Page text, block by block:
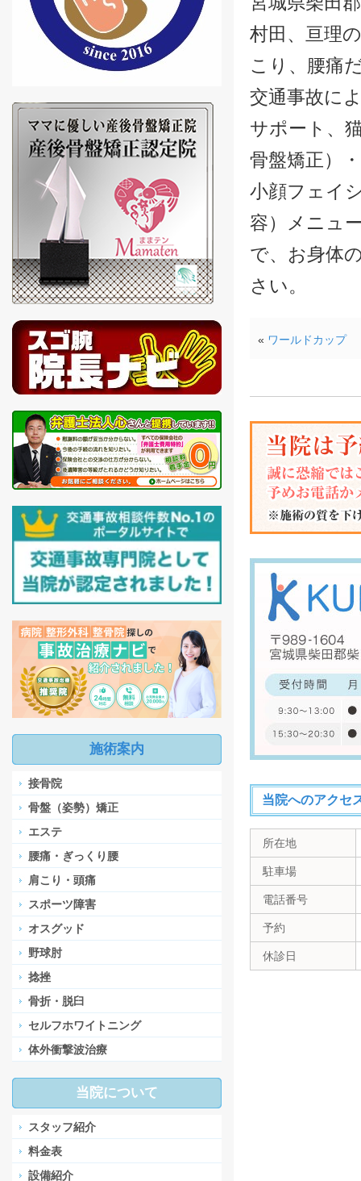
村田、亘理
こり、腰痛
交通事故に
サポート、
骨盤矯正）
小顔フェイ
容）メニュ
で、お身体
さい。
« ワールドカップ
当院へのアクセ
所在地
駐車場
電話番号
予約
休診日
施術案内
接骨院
骨盤（姿勢）矯正
エステ
腰痛・ぎっくり腰
肩こり・頭痛
スポーツ障害
オスグッド
野球肘
捻挫
骨折・脱臼
セルフホワイトニング
体外衝撃波治療
当院について
スタッフ紹介
料金表
設備紹介